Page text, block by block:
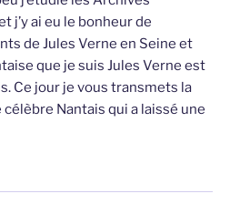
j’y ai eu le bonheur de
de Jules Verne en Seine et
que je suis Jules Verne est
Ce jour je vous transmets la
Nantais qui a laissé une